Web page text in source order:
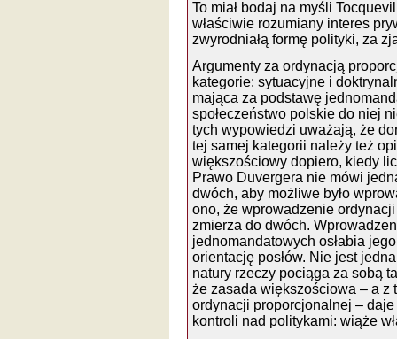
To miał bodaj na myśli
właściwie rozumiany interes
zwyrodniałą formę polityki, za
Argumenty za ordynacją
kategorie: sytuacyjne i
mająca za podstawę
społeczeństwo polskie do niej
tych wypowiedzi uważają, że
tej samej kategorii należy też
większościowy dopiero, kiedy
Prawo Duvergera nie mówi
dwóch, aby możliwe było
ono, że wprowadzenie
zmierza do dwóch.
jednomandatowych osłabia
orientację posłów. Nie jest
natury rzeczy pociąga za sobą
że zasada większościowa – a
ordynacji proporcjonalnej –
kontroli nad politykami: wiąże